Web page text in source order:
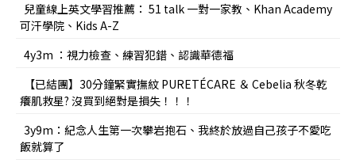
兒童線上英文學習推薦： 51 talk 一對一家教、Khan Academy
可汗學院、Kids A-Z
4y3m ：視力檢查、練習犯錯、認識華德福
【已結團】30分鐘緊實撫紋 PURETÉCARE ＆ Cebelia 秋冬乾
癢肌救星? 沒買到絕對是損失！！！
3y9m：紀念人生第一次攀岩抱石、我終於放過自己孩子不愛吃
飯就算了